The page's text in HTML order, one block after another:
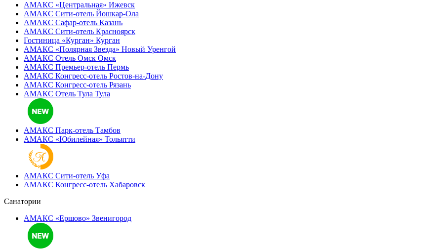
АМАКС «‎Центральная» Ижевск
АМАКС Сити-отель Йошкар-Ола
АМАКС Сафар-отель Казань
АМАКС Сити-отель Красноярск
Гостиница «‎Курган» Курган
АМАКС «Полярная Звезда» Новый Уренгой
АМАКС Отель ‎Омск Омск
АМАКС Премьер-отель Пермь
АМАКС Конгресс-отель Ростов-на-Дону
АМАКС Конгресс-отель Рязань
АМАКС Отель Тула Тула
АМАКС Парк-отель Тамбов
АМАКС «‎Юбилейная» Тольятти
АМАКС Сити-отель Уфа
АМАКС Конгресс-отель Хабаровск
Санатории
АМАКС «Ершово» Звенигород